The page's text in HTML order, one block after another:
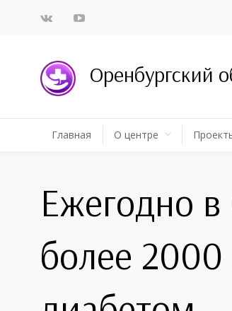
Оренбургский
Главная О центре
Ежегодно
более